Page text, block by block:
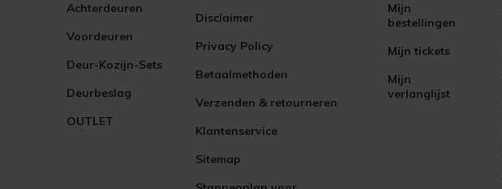
Achterdeuren
Voordeuren
Deur-Kozijn-Sets
Deurbeslag
OUTLET
Disclaimer
Privacy Policy
Betaalmethoden
Verzenden & retourneren
Klantenservice
Sitemap
Mijn
bestellingen
Mijn tickets
Mijn
verlanglijst